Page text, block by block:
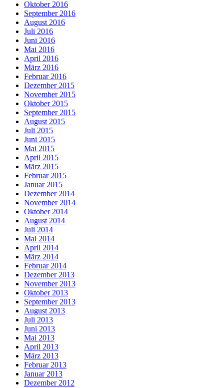
Oktober 2016
September 2016
August 2016
Juli 2016
Juni 2016
Mai 2016
April 2016
März 2016
Februar 2016
Dezember 2015
November 2015
Oktober 2015
September 2015
August 2015
Juli 2015
Juni 2015
Mai 2015
April 2015
März 2015
Februar 2015
Januar 2015
Dezember 2014
November 2014
Oktober 2014
August 2014
Juli 2014
Mai 2014
April 2014
März 2014
Februar 2014
Dezember 2013
November 2013
Oktober 2013
September 2013
August 2013
Juli 2013
Juni 2013
Mai 2013
April 2013
März 2013
Februar 2013
Januar 2013
Dezember 2012